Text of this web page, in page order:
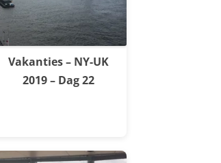
Vakanties – NY-UK
2019 – Dag 22